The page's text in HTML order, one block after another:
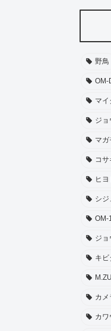
野鳥
OM-
マ
ジョ
マガ
コサ
ヒヨ
シジ
OM-1
ジ
キビ
カメ
カワ